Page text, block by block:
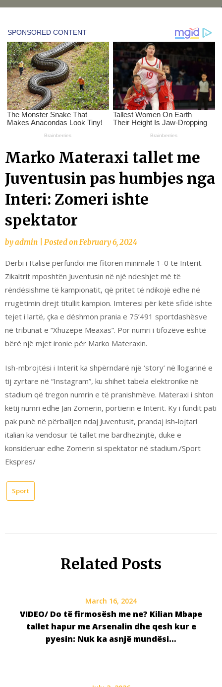
Marko Materaxi tallet me
Juventusin pas humbjes nga
Interi: Zomeri ishte
spektator
byadmin Posted on February 6, 2024
Derbi i Italisë përfundoi me fitoren minimale 1-0 të Interit.
Zikaltrit mposhtën Juventusin në një ndeshjet më të
rëndësishme të kampionatit, që pritet të ndikojë edhe në
rrugëtimin drejt titullit kampion. Imteresi për këtë sfidë ishte
tejet i lartë, çka e dëshmon prania e 75’491 sportdashësve
në tribunat e “Xhuzepe Meaxas”. Por numri i tifozëve është
bërë një mjet ironie për Marko Materaxin.
Ish-mbrojtësi i Interit ka shpërndarë një ‘story’ në llogarinë e
tij zyrtare në “Instagram”, ku shihet tabela elektronike në
stadium që tregon numrin e të pranishmëve. Materaxi i shton
këtij numri edhe Jan Zomerin, portierin e Interit. Ky i fundit pati
pak punë në përballjen ndaj Juventusit, prandaj ish-lojtari
italian ka vendosur të tallet me bardhezinjtë, duke e
konsideruar edhe Zomerin si spektator në stadium./Sport
Ekspres/
Sport
Related Posts
March 16, 2024
VIDEO/ Do të firmosësh me ne? Kilian Mbape
tallet hapur me Arsenalin dhe qesh kur e
pyesin: Nuk ka asnjë mundësi…